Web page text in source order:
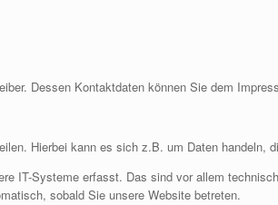
Dessen Kontaktdaten können Sie dem
Hierbei kann es sich z.B. um Daten handeln,
IT-Systeme erfasst. Das sind vor allem
sobald Sie unsere Website betreten.